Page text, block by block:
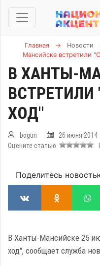
Главная → Новости
Мансийске встретили
В ХАНТЫ-
ХОД"
bogun 26 июня 2014
Оцените статью
Поделитесь
В Ханты-Мансийске 25
ход", сообщает служба